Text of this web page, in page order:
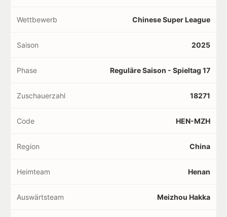
Wettbewerb Chinese Super League
Saison 2025
Phase Reguläre Saison - Spieltag 17
Zuschauerzahl 18271
Code HEN-MZH
Region China
Heimteam Henan
Auswärtsteam Meizhou Hakka